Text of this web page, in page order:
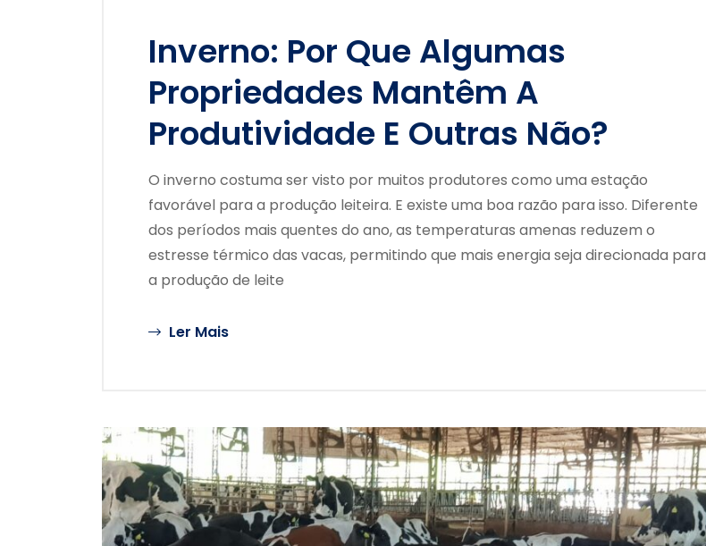
Inverno: Por Que Algumas
Propriedades Mantêm A
Produtividade E Outras Não?
O inverno costuma ser visto por muitos produtores como uma estação
favorável para a produção leiteira. E existe uma boa razão para isso. Diferente
dos períodos mais quentes do ano, as temperaturas amenas reduzem o
estresse térmico das vacas, permitindo que mais energia seja direcionada para
a produção de leite
Ler Mais